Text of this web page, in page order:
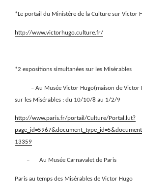
*Le portail du Ministère de la Culture sur Victor
http://www.victorhugo.culture.fr/
*2 expositions simultanées sur les Misérables
– Au Musée Victor Hugo(maison de Victor
sur les Misérables : du 10/10/8 au 1/2/9
http://www.paris.fr/portail/Culture/Portal.lut?
13359
– Au Musée Carnavalet de Paris
Paris au temps des Misérables de Victor Hugo